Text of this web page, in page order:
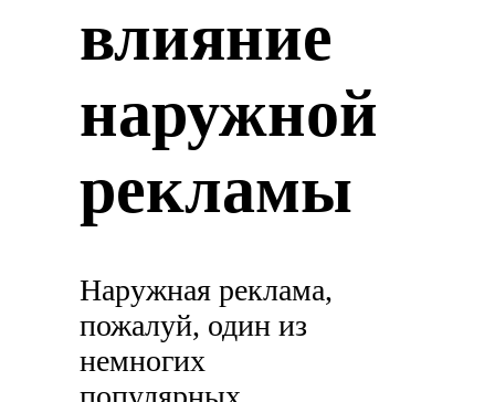
влияние
наружной
рекламы
Наружная реклама,
пожалуй, один из
немногих